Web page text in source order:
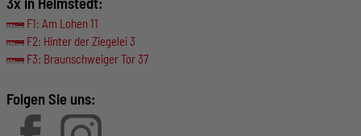
F1: Am Lohen 11
F2: Hinter der Ziegelei 3
F3: Braunschweiger Tor 37
Folgen Sie uns: